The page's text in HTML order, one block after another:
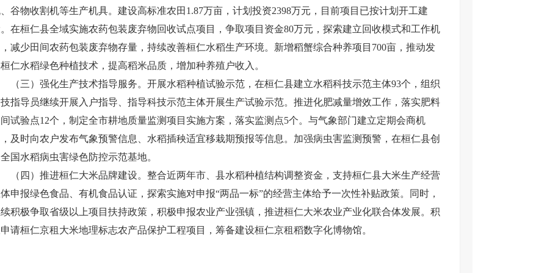
谷物收割机等生产机具。建设高标准农田1.87万亩，计划投资2398万元，目前项目已按计划开工建
在桓仁县全域实施农药包装废弃物回收试点项目，争取项目资金80万元，探索建立回收模式和工作机
减少田间农药包装废弃物存量，持续改善桓仁水稻生产环境。新增稻蟹综合种养项目700亩，推动发
仁水稻绿色种植技术，提高稻米品质，增加种养殖户收入。
）强化生产技术指导服务。开展水稻种植试验示范，在桓仁县建立水稻科技示范主体93个，组织
指导员继续开展入户指导、指导科技示范主体开展生产试验示范。推进化肥减量增效工作，落实肥料
试验点12个，制定全市耕地质量监测项目实施方案，落实监测点5个。与气象部门建立定期会商机
及时向农户发布气象预警信息、水稻插秧适宜移栽期预报等信息。加强病虫害监测预警，在桓仁县创
国水稻病虫害绿色防控示范基地。
）推进桓仁大米品牌建设。整合近两年市、县水稻种植结构调整资金，支持桓仁县大米生产经营
申报绿色食品、有机食品认证，探索实施对申报“两品一标”的经营主体给予一次性补贴政策。同时，
积极争取省级以上项目扶持政策，积极申报农业产业强镇，推进桓仁大米农业产业化联合体发展。积
请桓仁京租大米地理标志农产品保护工程项目，筹备建设桓仁京租稻数字化博物馆。